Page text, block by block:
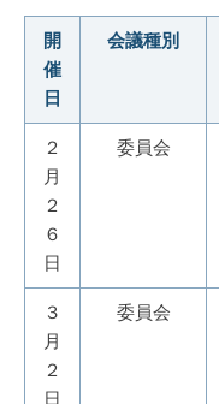
開
催
日
会議種別
２
月
２
６
日
委員会
３
月
２
日
委員会